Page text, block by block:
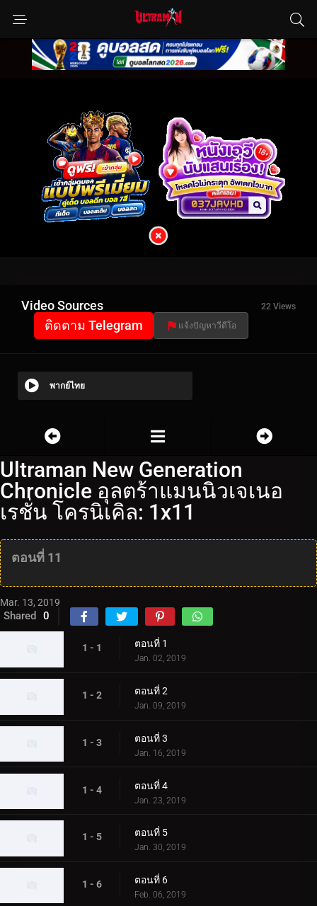
Video Sources 22 Views
ติดตาม Telegram แจ้งปัญหาวีดีโอ
พากย์ไทย
Ultraman New Generation
Chronicle อุลตร้าแมนนิวเจเนอ
เรชั่น โครนิเคิล: 1x11
ตอนที่ 11
Mar. 13, 2019
Shared 0
1 - 1 ตอนที่ 1
Jan. 02, 2019
1 - 2 ตอนที่ 2
Jan. 09, 2019
1 - 3 ตอนที่ 3
Jan. 16, 2019
1 - 4 ตอนที่ 4
Jan. 23, 2019
1 - 5 ตอนที่ 5
Jan. 30, 2019
1 - 6 ตอนที่ 6
Feb. 06, 2019